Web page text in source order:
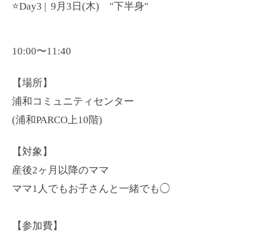
⭐️Day3 | 9月3日(木) "下半身"
10:00〜11:40
【場所】
浦和コミュニティセンター
(浦和PARCO上10階)
【対象】
産後2ヶ月以降のママ
ママ1人でもお子さんと一緒でも◯
【参加費】